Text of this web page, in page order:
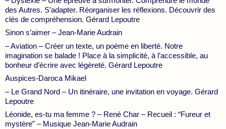
des Autres. S’adapter. Réorganiser les réflexions. Découvrir des
clés de compréhension. Gérard Lepoutre
Sinon s’aimer – Jean-Marie Audrain
– Aviation – Créer un texte, un poème en liberté. Notre
imagination se balade ! Place à la simplicité, à l’accessible, au
bonheur d’écrire avec légèreté. Gérard Lepoutre
Auspices-Daroca Mikael
– Le Grand Nord – Un itinéraire, une invitation en voyage. Gérard
Lepoutre
Léonide, es-tu ma femme ? – René Char – Recueil : “Fureur et
mystère” – Musique Jean-Marie Audrain